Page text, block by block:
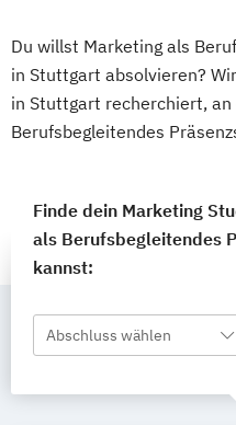
Du willst Marketing als
in Stuttgart absolvieren?
in Stuttgart recherchiert,
Berufsbegleitendes
Finde dein Marketing
als Berufsbegleitendes
kannst:
Abschluss wählen